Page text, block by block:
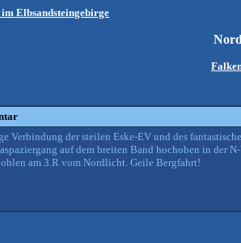
Elbsandsteingebirge
Verbindung der steilen Eske-EV und des
auf dem breiten Band hochoben in der
am 3.R vom Nordlicht. Geile Bergfahrt!